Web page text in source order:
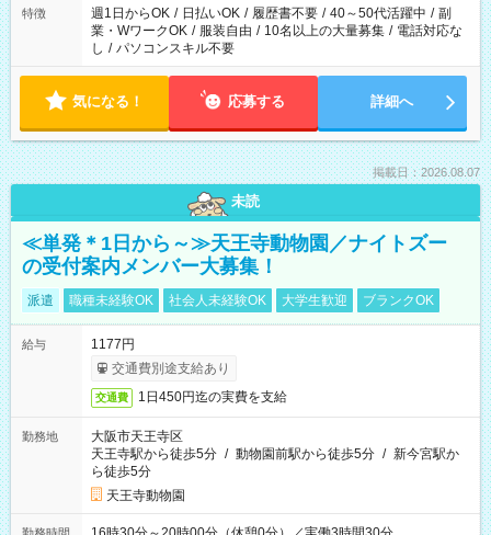
特徴 週1日からOK / 日払いOK / 履歴書不要 / 40～50代活躍中 / 副
業・WワークOK / 服装自由 / 10名以上の大量募集 / 電話対応な
し / パソコンスキル不要
気になる！ 応募する 詳細へ
掲載日：2026.08.07
未読
≪単発＊1日から～≫天王寺動物園／ナイトズー
の受付案内メンバー大募集！
派遣 職種未経験OK 社会人未経験OK 大学生歓迎 ブランクOK
給与
1177円
交通費別途支給あり
交通費 1日450円迄の実費を支給
勤務地
大阪市天王寺区
天王寺駅から徒歩5分 / 動物園前駅から徒歩5分 / 新今宮駅か
ら徒歩5分
天王寺動物園